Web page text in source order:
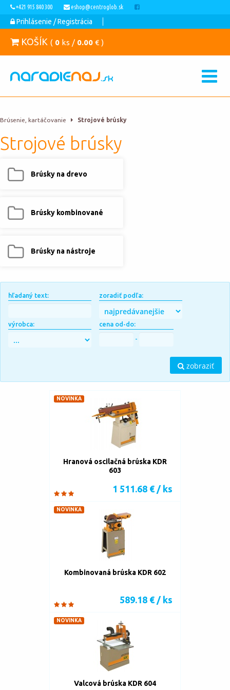
+421 915 840 300 eshop@centroglob.sk
Prihlásenie / Registrácia
KOŠÍK ( 0 ks / 0.00 € )
Brúsenie, kartáčovanie Strojové brúsky
Strojové brúsky
Brúsky na drevo
Brúsky kombinované
Brúsky na nástroje
hľadaný text: zoradiť podľa:
výrobca: cena od-do:
-
zobraziť
Hranová oscilačná brúska KDR
603
1 511.68 € / ks
NOVINKA
Kombinovaná brúska KDR 602
589.18 € / ks
NOVINKA
Valcová brúska KDR 604
NOVINKA